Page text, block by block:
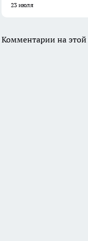
23 июля
Комментарии на